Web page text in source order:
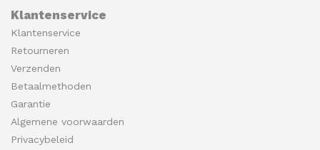
Klantenservice
Klantenservice
Retourneren
Verzenden
Betaalmethoden
Garantie
Algemene voorwaarden
Privacybeleid